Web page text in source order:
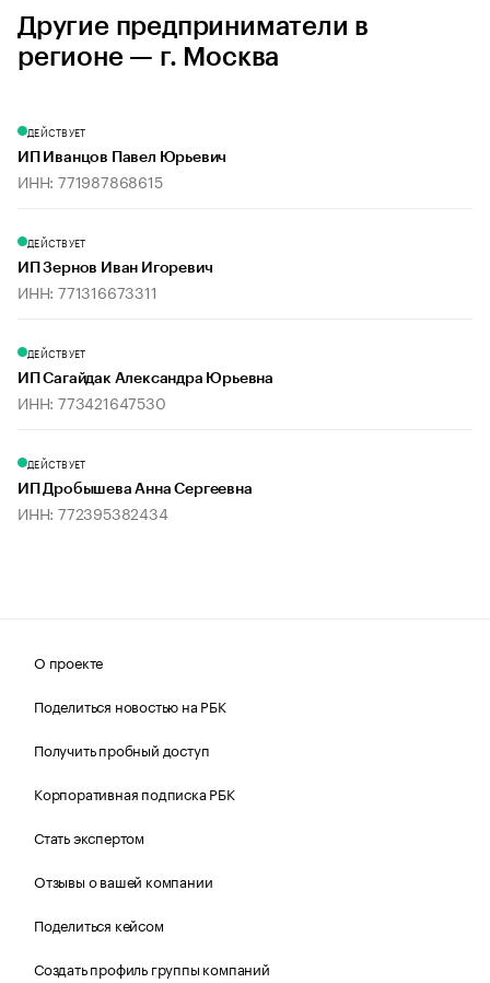
Другие предприниматели в
регионе — г. Москва
ДЕЙСТВУЕТ
ИП Иванцов Павел Юрьевич
ИНН: 771987868615
ДЕЙСТВУЕТ
ИП Зернов Иван Игоревич
ИНН: 771316673311
ДЕЙСТВУЕТ
ИП Сагайдак Александра Юрьевна
ИНН: 773421647530
ДЕЙСТВУЕТ
ИП Дробышева Анна Сергеевна
ИНН: 772395382434
О проекте
Поделиться новостью на РБК
Получить пробный доступ
Корпоративная подписка РБК
Стать экспертом
Отзывы о вашей компании
Поделиться кейсом
Создать профиль группы компаний